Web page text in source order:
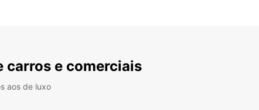
carros e comerciais
aos de luxo